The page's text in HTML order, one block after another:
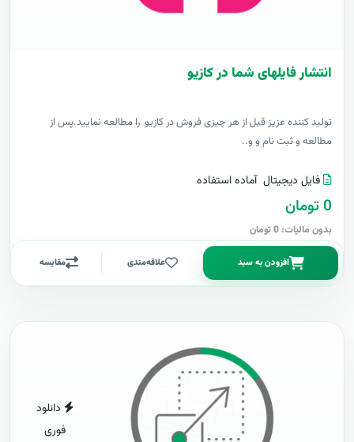
انتشار فایلهای شما در کازیو
توليد کننده عزيز قبل از هر چیزی فروش در کازیو را مطالعه نمایید.پس از
مطالعه و ثبت نام و و..
فایل دیجیتال آماده استفاده
0 تومان
بدون مالیات: 0 تومان
افزودن به سبد علاقه‌مندی مقایسه
دانلود
فوری